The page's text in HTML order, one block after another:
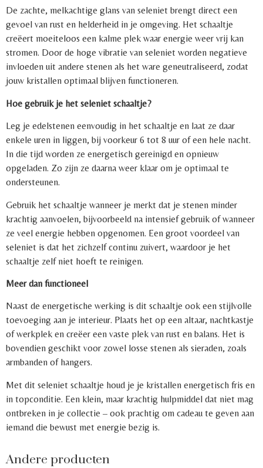
De zachte, melkachtige glans van seleniet brengt direct een
gevoel van rust en helderheid in je omgeving. Het schaaltje
creëert moeiteloos een kalme plek waar energie weer vrij kan
stromen. Door de hoge vibratie van seleniet worden negatieve
invloeden uit andere stenen als het ware geneutraliseerd, zodat
jouw kristallen optimaal blijven functioneren.
Hoe gebruik je het seleniet schaaltje?
Leg je edelstenen eenvoudig in het schaaltje en laat ze daar
enkele uren in liggen, bij voorkeur 6 tot 8 uur of een hele nacht.
In die tijd worden ze energetisch gereinigd en opnieuw
opgeladen. Zo zijn ze daarna weer klaar om je optimaal te
ondersteunen.
Gebruik het schaaltje wanneer je merkt dat je stenen minder
krachtig aanvoelen, bijvoorbeeld na intensief gebruik of wanneer
ze veel energie hebben opgenomen. Een groot voordeel van
seleniet is dat het zichzelf continu zuivert, waardoor je het
schaaltje zelf niet hoeft te reinigen.
Meer dan functioneel
Naast de energetische werking is dit schaaltje ook een stijlvolle
toevoeging aan je interieur. Plaats het op een altaar, nachtkastje
of werkplek en creëer een vaste plek van rust en balans. Het is
bovendien geschikt voor zowel losse stenen als sieraden, zoals
armbanden of hangers.
Met dit seleniet schaaltje houd je je kristallen energetisch fris en
in topconditie. Een klein, maar krachtig hulpmiddel dat niet mag
ontbreken in je collectie – ook prachtig om cadeau te geven aan
iemand die bewust met energie bezig is.
Andere producten